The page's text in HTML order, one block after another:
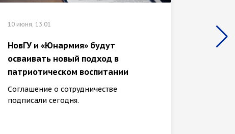
10 июня, 13:01
НовГУ и «Юнармия» будут
осваивать новый подход в
патриотическом воспитании
Соглашение о сотрудничестве
подписали сегодня.
15